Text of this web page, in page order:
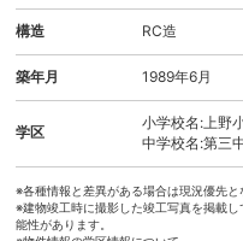
構造 RC造
築年月 1989年6月
学区
小学校名:上野
中学校名:第三
※各種情報と差異がある場合は現況優先と
※建物竣工時に撮影した竣工写真を掲載
能性があります。